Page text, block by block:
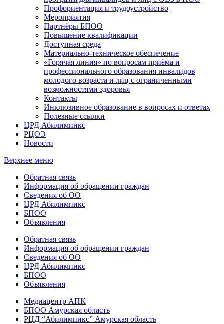
Профориентация и трудоустройство
Мероприятия
Партнёры БПОО
Повышение квалификации
Доступная среда
Материально-техническое обеспечение
«Горячая линия» по вопросам приёма и
профессионального образования инвалидов
молодого возраста и лиц с ограниченными
возможностями здоровья
Контакты
Инклюзивное образование в вопросах и ответах
Полезные ссылки
ЦРД Абилимпикс
РЦОЭ
Новости
Верхнее меню
Обратная связь
Информация об обращении граждан
Сведения об ОО
ЦРД Абилимпикс
БПОО
Объявления
Обратная связь
Информация об обращении граждан
Сведения об ОО
ЦРД Абилимпикс
БПОО
Объявления
Медиацентр АПК
БПОО Амурская область
РЦД “Абилимпикс” Амурская область